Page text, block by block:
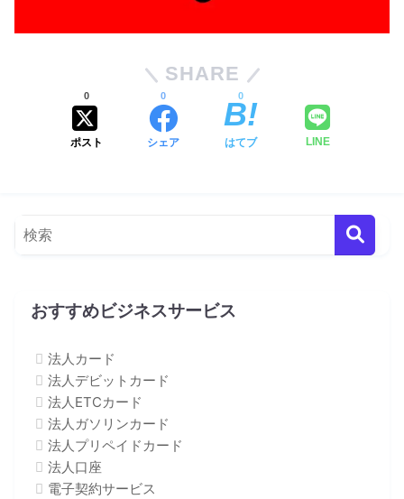
SHARE
ポスト
0
シェア
0
はてブ
0
LINE
おすすめビジネスサービス
法人カード
法人デビットカード
法人ETCカード
法人ガソリンカード
法人プリペイドカード
法人口座
電子契約サービス